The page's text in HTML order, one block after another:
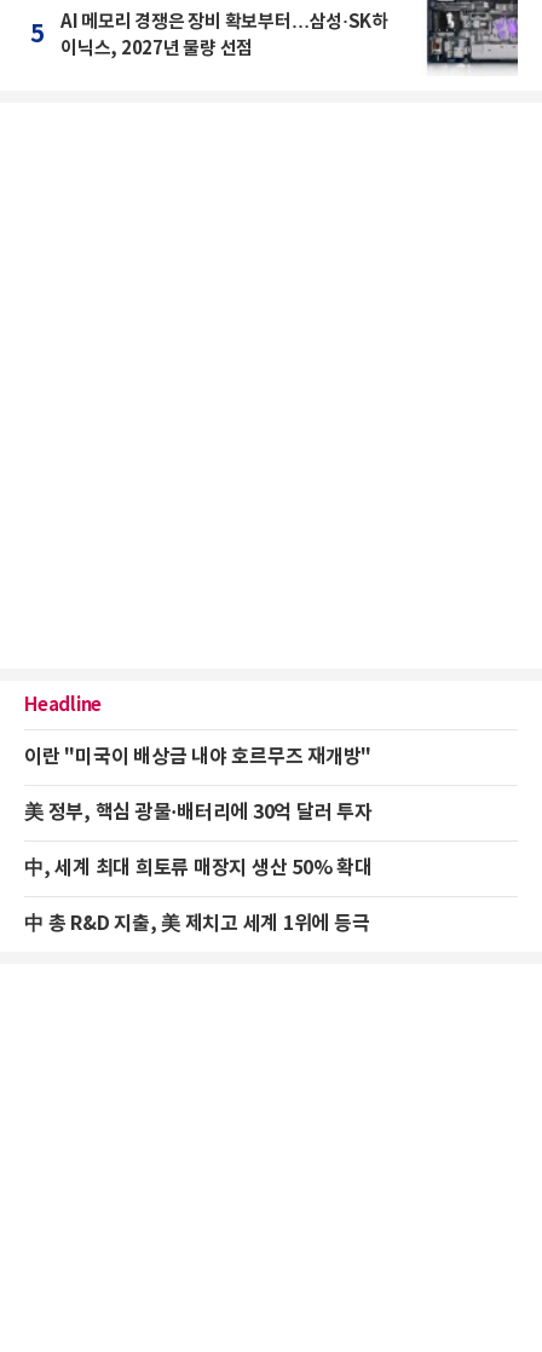
5
AI 메모리 경쟁은 장비 확보부터…삼성·SK하
이닉스, 2027년 물량 선점
Headline
이란 "미국이 배상금 내야 호르무즈 재개방"
美 정부, 핵심 광물·배터리에 30억 달러 투자
中, 세계 최대 희토류 매장지 생산 50% 확대
中 총 R&D 지출, 美 제치고 세계 1위에 등극